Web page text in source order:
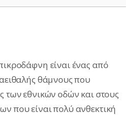
είναι ένας από
θάμνους που
των εθνικών οδών και στους
που είναι πολύ ανθεκτική